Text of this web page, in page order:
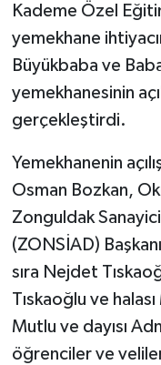
Kademe Özel
yemekhane
Büyükbaba ve
yemekhanesinin
gerçekleştirdi.
Yemekhanenin
Osman Bozkan,
Zonguldak
(ZONSİAD)
sıra Nejdet
Tıskaoğlu ve
Mutlu ve dayısı
öğrenciler ve veliler